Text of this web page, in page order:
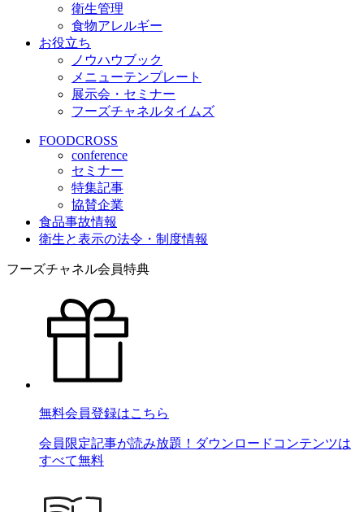
衛生管理
食物アレルギー
お役立ち
ノウハウブック
メニューテンプレート
展示会・セミナー
フーズチャネルタイムズ
FOODCROSS
conference
セミナー
特集記事
協賛企業
食品事故情報
衛生と表示の法令・制度情報
フーズチャネル会員特典
無料会員登録はこちら
会員限定記事が読み放題！ダウンロードコンテンツは
すべて無料